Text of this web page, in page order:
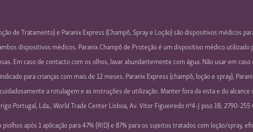
de Tratamento) e Paranix Express (Champô, Spray e Loção) são dispositivos médicos
dispositivos médicos. Paranix Champô de Proteção é um dispositivo médico utilizado
Em caso de contacto com os olhos, lavar abundantemente com água. Não usar em
para crianças com mais de 12 meses. Paranix Express (champô, loção e spray),
a rotulagem e as instruções de utilização. Manter fora da vista e do
Portugal, Lda., World Trade Center Lisboa, Av. Vitor Figueiredo nº4-J piso 1B, 2790-
após 1 aplicação para 47% (RID) e 87% para os sujeitos tratados com loção/spray,